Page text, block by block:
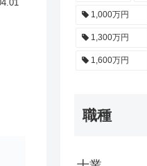
1,000万円
1,300万円
1,600万円
職種